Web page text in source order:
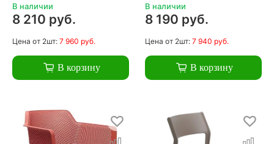
В наличии
8 210 руб.
Цена от 2шт: 7 960 руб.
В корзину
В наличии
8 190 руб.
Цена от 2шт: 7 940 руб.
В корзину